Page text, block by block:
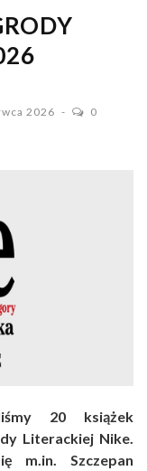
2026 0
20 książek
Literackiej Nike.
m.in. Szczepan